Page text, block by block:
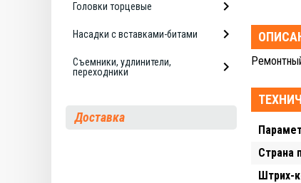
Головки торцевые
Насадки с вставками-битами
Съемники, удлинители,
переходники
Доставка
Страна
Штрих-